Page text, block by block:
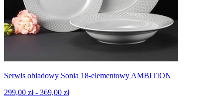
Serwis obiadowy Sonia 18-elementowy AMBITION
299,00 zł - 369,00 zł